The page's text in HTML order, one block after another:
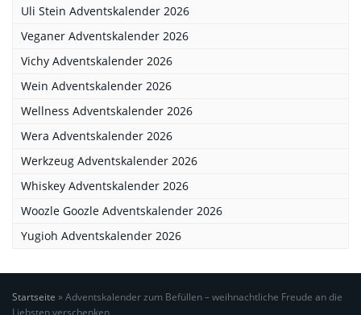
Uli Stein Adventskalender 2026
Veganer Adventskalender 2026
Vichy Adventskalender 2026
Wein Adventskalender 2026
Wellness Adventskalender 2026
Wera Adventskalender 2026
Werkzeug Adventskalender 2026
Whiskey Adventskalender 2026
Woozle Goozle Adventskalender 2026
Yugioh Adventskalender 2026
Startseite »Adventskalender zum Befüllen – weihnachtliche Freude an die
Liebsten verschenken